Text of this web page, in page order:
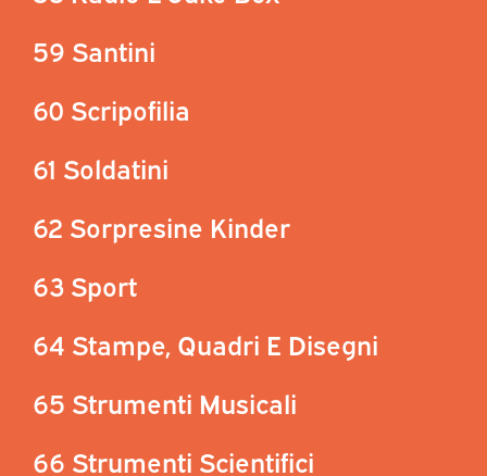
59 Santini
60 Scripofilia
61 Soldatini
62 Sorpresine Kinder
63 Sport
64 Stampe, Quadri E Disegni
65 Strumenti Musicali
66 Strumenti Scientifici